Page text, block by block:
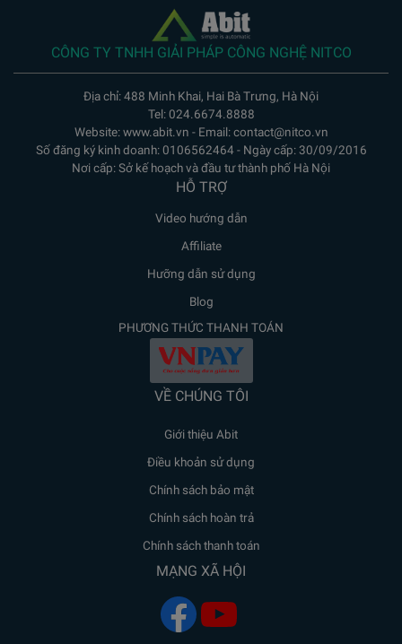
CÔNG TY TNHH GIẢI PHÁP CÔNG NGHỆ NITCO
Địa chỉ: 488 Minh Khai, Hai Bà Trưng, Hà Nội
Tel: 024.6674.8888
Website: www.abit.vn - Email: contact@nitco.vn
Số đăng ký kinh doanh: 0106562464 - Ngày cấp: 30/09/2016
Nơi cấp: Sở kế hoạch và đầu tư thành phố Hà Nội
HỖ TRỢ
Video hướng dẫn
Affiliate
Hưỡng dẫn sử dụng
Blog
PHƯƠNG THỨC THANH TOÁN
VỀ CHÚNG TÔI
Giới thiệu Abit
Điều khoản sử dụng
Chính sách bảo mật
Chính sách hoàn trả
Chính sách thanh toán
MẠNG XÃ HỘI